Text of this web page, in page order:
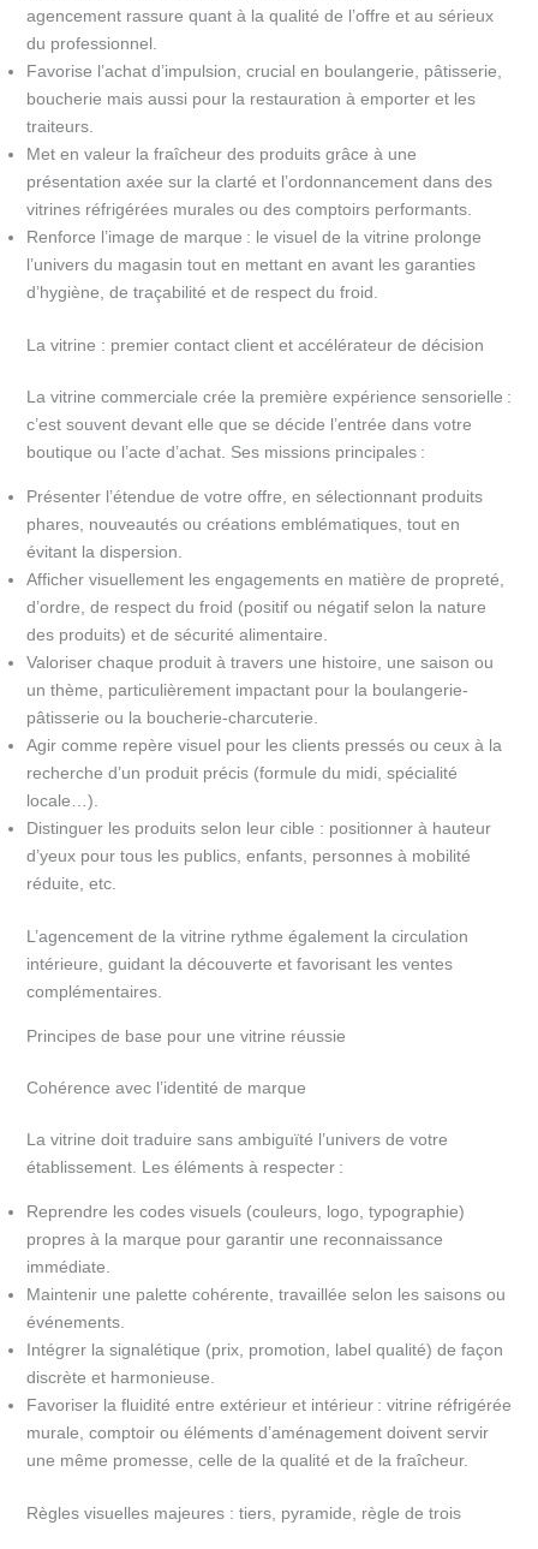
agencement rassure quant à la qualité de l’offre et au sérieux
du professionnel.
Favorise l’achat d’impulsion, crucial en boulangerie, pâtisserie,
boucherie mais aussi pour la restauration à emporter et les
traiteurs.
Met en valeur la fraîcheur des produits grâce à une
présentation axée sur la clarté et l’ordonnancement dans des
vitrines réfrigérées murales ou des comptoirs performants.
Renforce l’image de marque : le visuel de la vitrine prolonge
l’univers du magasin tout en mettant en avant les garanties
d’hygiène, de traçabilité et de respect du froid.
La vitrine : premier contact client et accélérateur de décision
La vitrine commerciale crée la première expérience sensorielle :
c’est souvent devant elle que se décide l’entrée dans votre
boutique ou l’acte d’achat. Ses missions principales :
Présenter l’étendue de votre offre, en sélectionnant produits
phares, nouveautés ou créations emblématiques, tout en
évitant la dispersion.
Afficher visuellement les engagements en matière de propreté,
d’ordre, de respect du froid (positif ou négatif selon la nature
des produits) et de sécurité alimentaire.
Valoriser chaque produit à travers une histoire, une saison ou
un thème, particulièrement impactant pour la boulangerie-
pâtisserie ou la boucherie-charcuterie.
Agir comme repère visuel pour les clients pressés ou ceux à la
recherche d’un produit précis (formule du midi, spécialité
locale…).
Distinguer les produits selon leur cible : positionner à hauteur
d’yeux pour tous les publics, enfants, personnes à mobilité
réduite, etc.
L’agencement de la vitrine rythme également la circulation
intérieure, guidant la découverte et favorisant les ventes
complémentaires.
Principes de base pour une vitrine réussie
Cohérence avec l’identité de marque
La vitrine doit traduire sans ambiguïté l’univers de votre
établissement. Les éléments à respecter :
Reprendre les codes visuels (couleurs, logo, typographie)
propres à la marque pour garantir une reconnaissance
immédiate.
Maintenir une palette cohérente, travaillée selon les saisons ou
événements.
Intégrer la signalétique (prix, promotion, label qualité) de façon
discrète et harmonieuse.
Favoriser la fluidité entre extérieur et intérieur : vitrine réfrigérée
murale, comptoir ou éléments d’aménagement doivent servir
une même promesse, celle de la qualité et de la fraîcheur.
Règles visuelles majeures : tiers, pyramide, règle de trois